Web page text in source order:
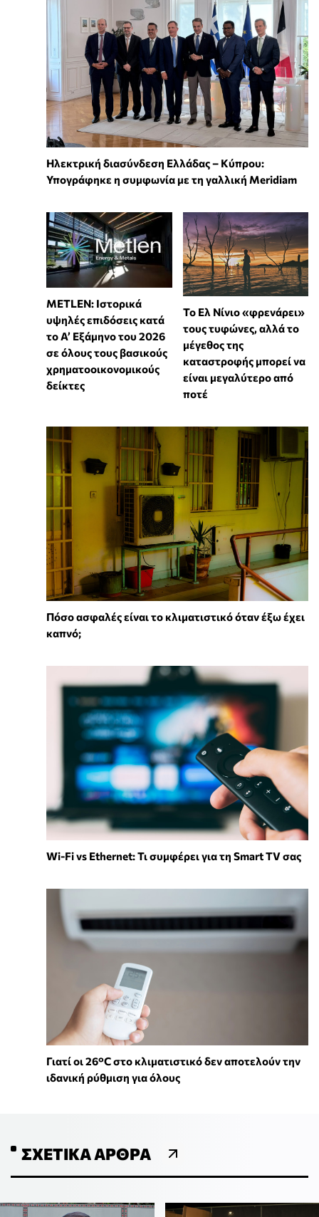
Ηλεκτρική διασύνδεση Ελλάδας – Κύπρου:
Υπογράφηκε η συμφωνία με τη γαλλική Meridiam
METLEN: Ιστορικά
υψηλές επιδόσεις κατά
το Α’ Εξάμηνο του 2026
σε όλους τους βασικούς
χρηματοοικονομικούς
δείκτες
Το Ελ Νίνιο «φρενάρει»
τους τυφώνες, αλλά το
μέγεθος της
καταστροφής μπορεί να
είναι μεγαλύτερο από
ποτέ
Πόσο ασφαλές είναι το κλιματιστικό όταν έξω έχει
καπνό;
Wi-Fi vs Ethernet: Τι συμφέρει για τη Smart TV σας
Γιατί οι 26°C στο κλιματιστικό δεν αποτελούν την
ιδανική ρύθμιση για όλους
ΣΧΕΤΙΚΆ ΆΡΘΡΑ